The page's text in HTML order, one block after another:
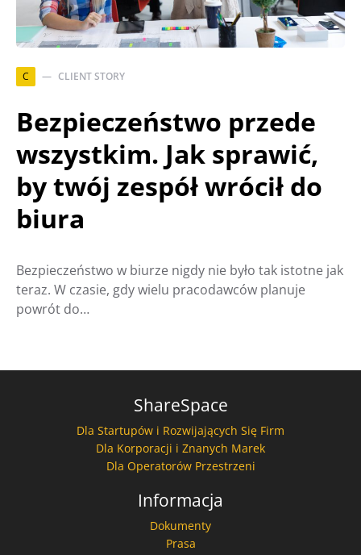
C CLIENT STORY
Bezpieczeństwo przede
wszystkim. Jak sprawić,
by twój zespół wrócił do
biura
Bezpieczeństwo w biurze nigdy nie było tak istotne jak
teraz. W czasie, gdy wielu pracodawców planuje
powrót do…
ShareSpace
Dla Startupów i Rozwijających Się Firm
Dla Korporacji i Znanych Marek
Dla Operatorów Przestrzeni
Informacja
Dokumenty
Prasa